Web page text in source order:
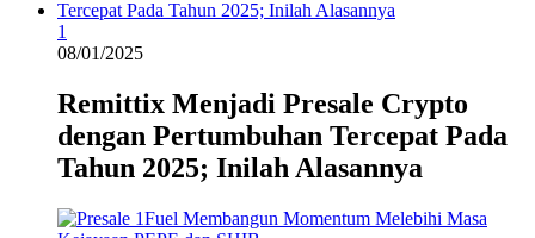
1
08/01/2025
Remittix Menjadi Presale Crypto
dengan Pertumbuhan Tercepat Pada
Tahun 2025; Inilah Alasannya